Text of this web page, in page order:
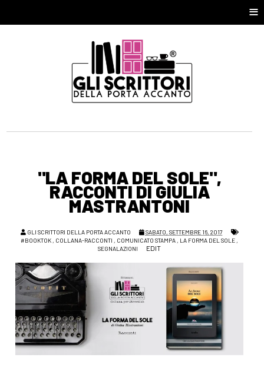
≡
"LA FORMA DEL SOLE",
RACCONTI DI GIULIA
MASTRANTONI
GLI SCRITTORI DELLA PORTA ACCANTO
SABATO, SETTEMBRE 16, 2017
#BOOKTOK , COLLANA-RACCONTI , COMUNICATO STAMPA , LA FORMA DEL SOLE ,
SEGNALAZIONI
EDIT